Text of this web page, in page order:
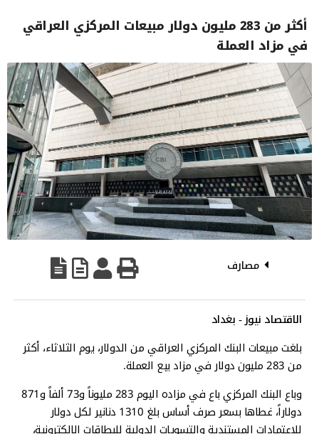
أكثر من 283 مليون دولار مبيعات المركزي العراقي
في مزاد العملة
مصارف
الاقتصاد نيوز - بغداد
بلغت مبيعات البنك المركزي العراقي من الدولار، يوم الثلاثاء، أكثر
من 283 مليون دولار في مزاد بيع العملة.
وباع البنك المركزي باع في مزاده اليوم 283 مليوناً و73 ألفاً و871
دولاراً، غطاها بسعر صرف أساس بلغ 1310 دنانير لكل دولار
للاعتمادات المستندية والتسويات الدولية للبطاقات الإلكترونية،